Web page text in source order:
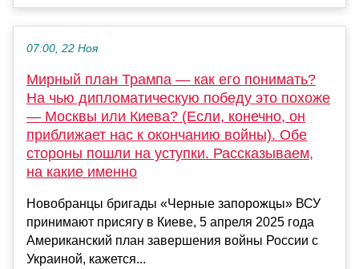
07:00, 22 Ноя
Мирный план Трампа — как его понимать?
На чью дипломатическую победу это похоже
— Москвы или Киева? (Если, конечно, он
приближает нас к окончанию войны). Обе
стороны пошли на уступки. Рассказываем,
на какие именно
Новобранцы бригады «Черные запорожцы» ВСУ
принимают присягу в Киеве, 5 апреля 2025 года
Американский план завершения войны России с
Украиной, кажется...